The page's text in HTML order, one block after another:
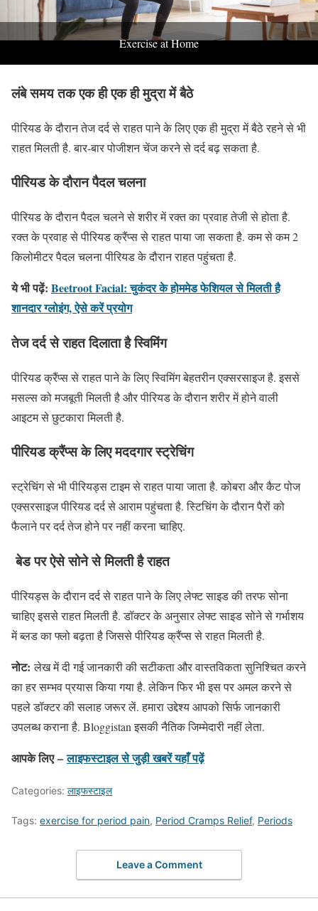
Exercise at Home
लंबे समय तक एक ही एक ही मुद्रा में बैठे
पीरियड के दौरान तेज दर्द से राहत पाने के लिए एक ही मुद्रा में बैठे रहने से भी
राहत मिलती है. बार-बार पोजीशन चेंज करने से दर्द बढ़ सकता है.
पीरियड के दौरान पैदल चलना
पीरियड के दौरान पैदल चलने से शरीर में रक्त का प्रवाह तेजी से होता है.
रक्त के प्रवाह से पीरियड क्रैंप्स से राहत पाया जा सकता है. कम से कम 2
किलोमीटर पैदल चलना पीरियड के दौरान राहत पहुंचता है.
ये भी पढ़ें: Beetroot Facial: चुकंदर के होममेड फेशियल से मिलती है
शानदार ग्लोइंग, ऐसे करें प्रयोग
तेज दर्द से राहत दिलाता है स्विमिंग
पीरियड क्रैंप्स से राहत पाने के लिए स्विमिंग बेहतरीन एक्सरसाइज है. इससे
मसल्स को मजबूती मिलती है और पीरियड के दौरान शरीर में होने वाली
आइटम से छुटकारा मिलती है.
पीरियड क्रैंप्स के लिए मददगार स्ट्रेचिंग
स्ट्रेचिंग से भी पीरियड्स टाइम से राहत पाया जाता है. कोबरा और कैट पोज
एक्सरसाइज पीरियड दर्द से आराम पहुंचता है. स्टिचिंग के दौरान पैरों को
फैलाने पर दर्द तेज होने पर नहीं करना चाहिए.
बेड पर ऐसे सोने से मिलती है राहत
पीरियड्स के दौरान दर्द से राहत पाने के लिए लेफ्ट साइड की तरफ सोना
चाहिए इससे राहत मिलती है. डॉक्टर के अनुसार लेफ्ट साइड सोने से गर्भाशय
में ब्लड का फ्लो बढ़ता है जिससे पीरियड क्रैंप्स से राहत मिलती है.
नोट: लेख में दी गई जानकारी की सटीकता और वास्तविकता सुनिश्चित करने
का हर सम्भव प्रयास किया गया है. लेकिन फिर भी इस पर अमल करने से
पहले डॉक्टर की सलाह जरूर लें. हमारा उद्देश्य आपको सिर्फ जानकारी
उपलब्ध कराना है. Bloggistan इसकी नैतिक जिम्मेदारी नहीं लेता.
आपके लिए –लाइफस्टाइलसे जुड़ी खबरें यहाँ पढ़ें
Categories: लाइफस्टाइल
Tags: exercise for period pain, Period Cramps Relief, Periods
Leave a Comment